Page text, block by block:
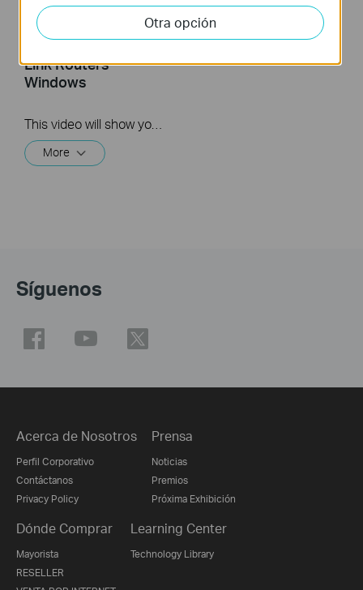
How to Set up
Address
Reservation on TP-
Link Routers
Windows
This video will show you how to set up Address Reservation on TP-Link routers.
More
How to turn a router
into an Access
Point?
Síguenos
Acerca de Nosotros
Perfil Corporativo
Contáctanos
Privacy Policy
Prensa
Noticias
Premios
Próxima Exhibición
Dónde Comprar
Mayorista
RESELLER
Learning Center
Technology Library
Otra opción